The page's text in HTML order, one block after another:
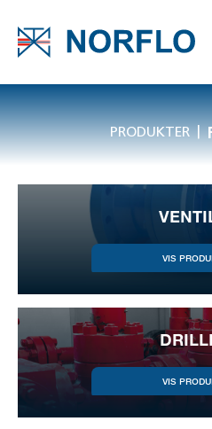
PRODUKTER |